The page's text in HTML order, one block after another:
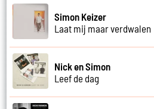
Simon Keizer
Laat mij maar verdwalen
Nick en Simon
Leef de dag